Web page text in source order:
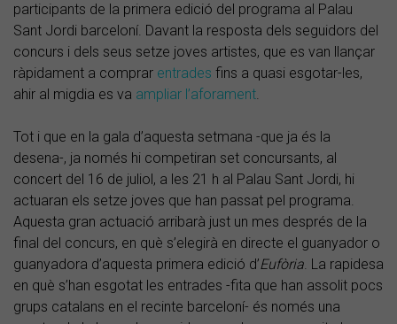
participants de la primera edició del programa al Palau
Sant Jordi barceloní. Davant la resposta dels seguidors del
concurs i dels seus setze joves artistes, que es van llançar
ràpidament a comprar entrades fins a quasi esgotar-les,
ahir al migdia es va ampliar l’aforament.
Tot i que en la gala d’aquesta setmana -que ja és la
desena-, ja només hi competiran set concursants, al
concert del 16 de juliol, a les 21 h al Palau Sant Jordi, hi
actuaran els setze joves que han passat pel programa.
Aquesta gran actuació arribarà just un mes després de la
final del concurs, en què s’elegirà en directe el guanyador o
guanyadora d’aquesta primera edició d’Eufòria. La rapidesa
en què s’han esgotat les entrades -fita que han assolit pocs
grups catalans en el recinte barceloní- és només una